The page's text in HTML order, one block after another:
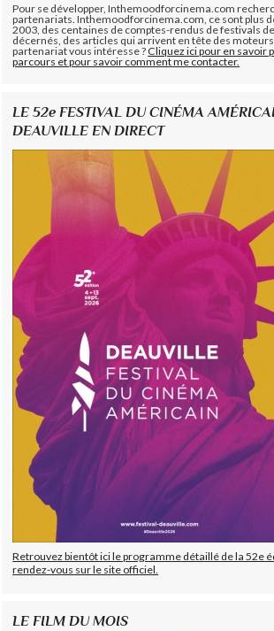
Pour se développer, Inthemoodforcinema.com
partenariats. Inthemoodforcinema.com, ce sont plus
2003, des centaines de comptes-rendus de festivals
décernés, des articles qui arrivent en tête des
partenariat vous intéresse ?Cliquez ici pour en savoir
parcours et pour savoir comment me contacter.
LE 52e FESTIVAL DU CINÉMA
DEAUVILLE EN DIRECT
Retrouvez bientôt ici le programme détaillé de la 52e
rendez-vous sur le site officiel.
LE FILM DU MOIS